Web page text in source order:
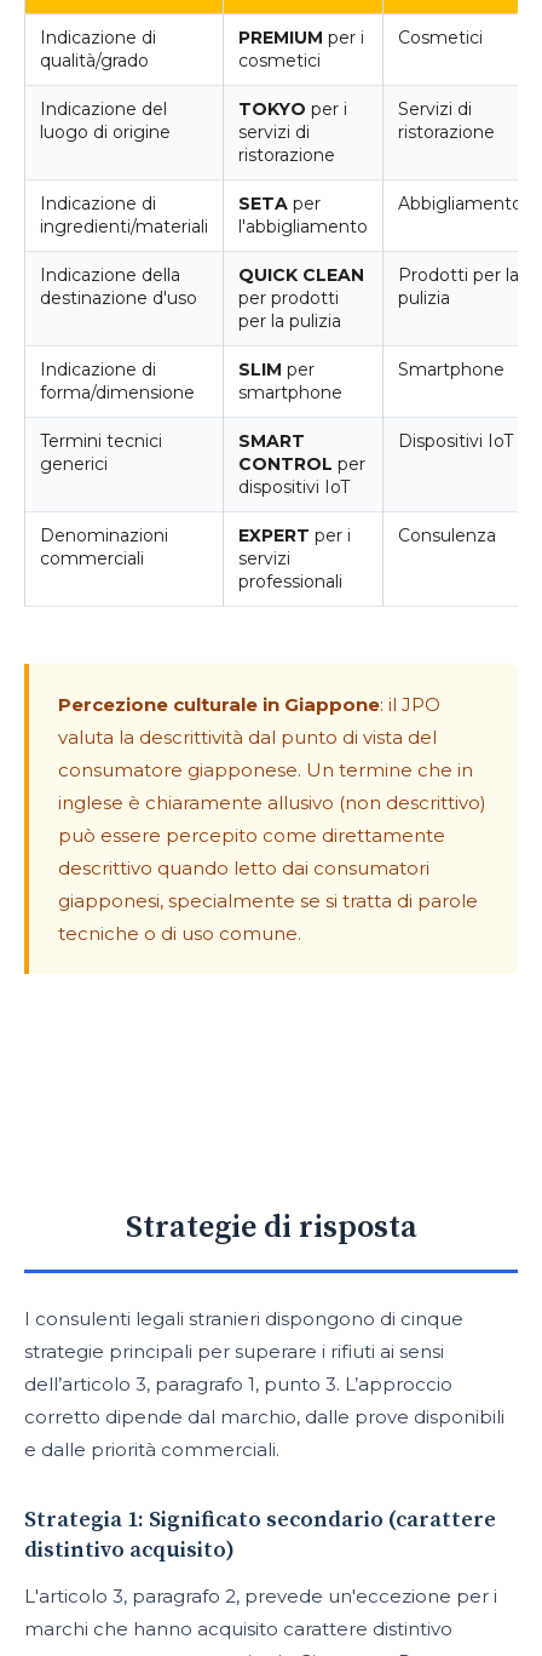
Indicazione di
qualità/grado
PREMIUM per i
cosmetici
Cosmetici
Indicazione del
luogo di origine
TOKYO per i
servizi di
ristorazione
Servizi di
ristorazione
Indicazione di
ingredienti/materiali
SETA per
l'abbigliamento
Abbigliamento
Indicazione della
destinazione d'uso
QUICK CLEAN
per prodotti
per la pulizia
Prodotti per la
pulizia
Indicazione di
forma/dimensione
SLIM per
smartphone
Smartphone
Termini tecnici
generici
SMART
CONTROL per
dispositivi IoT
Dispositivi IoT
Denominazioni
commerciali
EXPERT per i
servizi
professionali
Consulenza
Percezione culturale in Giappone: il JPO
valuta la descrittività dal punto di vista del
consumatore giapponese. Un termine che in
inglese è chiaramente allusivo (non descrittivo)
può essere percepito come direttamente
descrittivo quando letto dai consumatori
giapponesi, specialmente se si tratta di parole
tecniche o di uso comune.
Strategie di risposta
I consulenti legali stranieri dispongono di cinque
strategie principali per superare i rifiuti ai sensi
dell’articolo 3, paragrafo 1, punto 3. L’approccio
corretto dipende dal marchio, dalle prove disponibili
e dalle priorità commerciali.
Strategia 1: Significato secondario (carattere
distintivo acquisito)
L'articolo 3, paragrafo 2, prevede un'eccezione per i
marchi che hanno acquisito carattere distintivo